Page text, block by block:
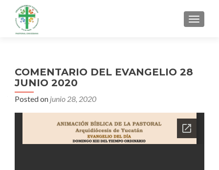
MENU
COMENTARIO DEL EVANGELIO 28
JUNIO 2020
Posted on junio 28, 2020